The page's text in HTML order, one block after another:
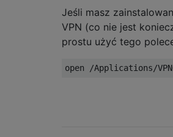
Jeśli masz
VPN (co nie jest
prostu użyć tego
open /Applications/